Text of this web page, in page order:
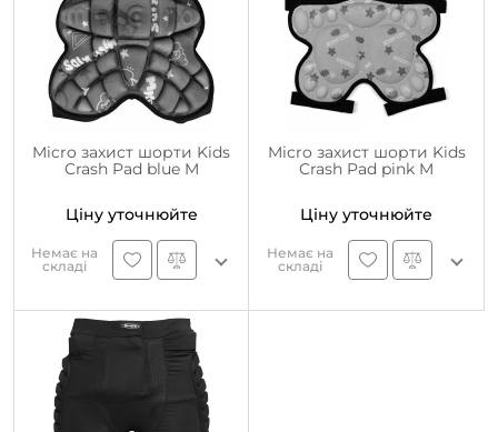
Micro захист шорти Kids
Crash Pad blue M
Ціну уточнюйте
Немає на
складі
Micro захист шорти Kids
Crash Pad pink M
Ціну уточнюйте
Немає на
складі